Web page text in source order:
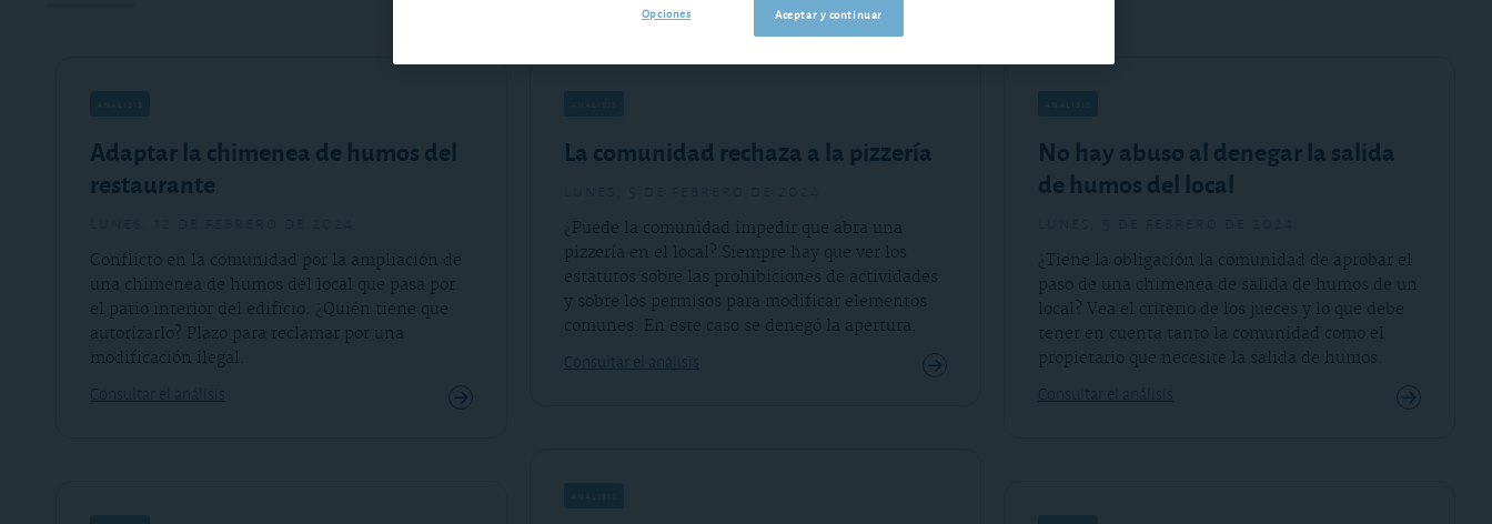
Adaptar la chimenea de humos del
restaurante
Conflicto en la comunidad por la ampliación de
una chimenea de humos del local que pasa por
el patio interior del edificio. ¿Quién tiene que
autorizarlo? Plazo para reclamar por una
modificación ilegal.
Consultar el análisis
La comunidad rechaza a la pizzería
¿Puede la comunidad impedir que abra una
pizzería en el local? Siempre hay que ver los
estatutos sobre las prohibiciones de actividades
y sobre los permisos para modificar elementos
comunes. En este caso se denegó la apertura.
Consultar el análisis
No hay abuso al denegar la salida
de humos del local
¿Tiene la obligación la comunidad de aprobar el
paso de una chimenea de salida de humos de un
local? Vea el criterio de los jueces y lo que debe
tener en cuenta tanto la comunidad como el
propietario que necesite la salida de humos.
Consultar el análisis
Aceptar y continuar
Opciones